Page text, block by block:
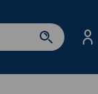
strony